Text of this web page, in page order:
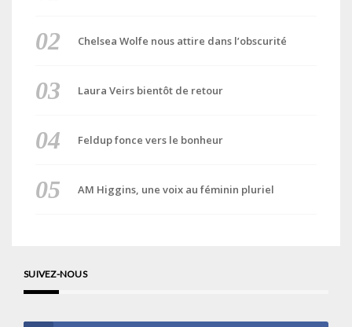
Chelsea Wolfe nous attire dans l’obscurité
Laura Veirs bientôt de retour
Feldup fonce vers le bonheur
AM Higgins, une voix au féminin pluriel
SUIVEZ-NOUS